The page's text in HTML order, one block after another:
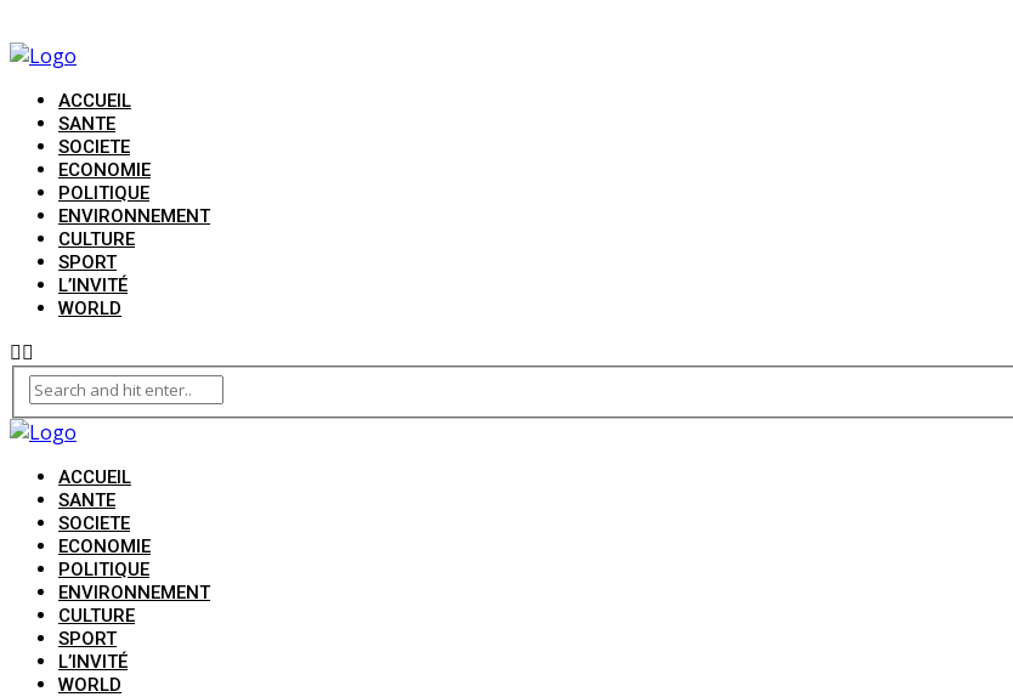
ACCUEIL
SANTE
SOCIETE
ECONOMIE
POLITIQUE
ENVIRONNEMENT
CULTURE
SPORT
L’INVITÉ
WORLD
ACCUEIL
SANTE
SOCIETE
ECONOMIE
POLITIQUE
ENVIRONNEMENT
CULTURE
SPORT
L’INVITÉ
WORLD